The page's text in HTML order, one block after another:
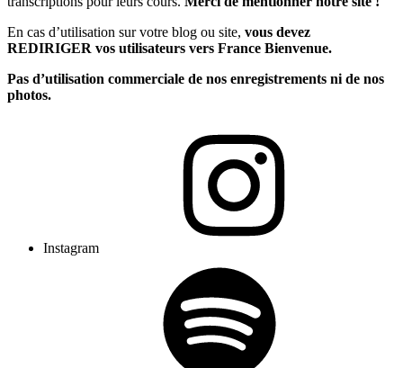
En cas d’utilisation sur votre blog ou site, vous devez
REDIRIGER vos utilisateurs vers France Bienvenue.
Pas d’utilisation commerciale de nos enregistrements ni de nos
photos.
Instagram